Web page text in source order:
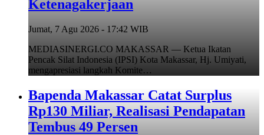
Ketenagakerjaan
Jumat, 7 Agu 2026 - 17:42 WIB
MEDIASINERGI.CO MAKASSAR — Ketua Ikatan
Pencak Silat Indonesia (IPSI) Kota Makassar, Hj. Umiyati,
mengapresiasi langkah Komite…
Bapenda Makassar Catat Surplus
Rp130 Miliar, Realisasi Pendapatan
Tembus 49 Persen